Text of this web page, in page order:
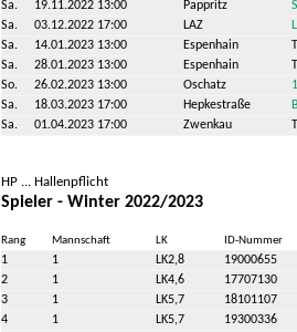
Sa.
19.11.2022 13:00 Pappritz
Sa.
03.12.2022 17:00 LAZ
Sa.
14.01.2023 13:00 Espenhain
Sa.
28.01.2023 13:00 Espenhain
So.
26.02.2023 13:00 Oschatz
Sa.
18.03.2023 17:00 Hepkestraße
Sa.
01.04.2023 17:00 Zwenkau
HP ... Hallenpflicht
Spieler - Winter 2022/2023
Rang Mannschaft LK ID-Nummer
1 1 LK2,8
19000655
2
1 LK4,6
17707130
3
1 LK5,7
18101107
4
1 LK5,7
19300336